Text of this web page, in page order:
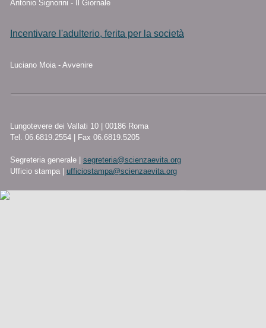
Antonio Signorini - Il Giornale
Incentivare l'adulterio, ferita per la società
Luciano Moia - Avvenire
Lungotevere dei Vallati 10 | 00186 Roma
Tel. 06.6819.2554 | Fax 06.6819.5205
Segreteria generale |
segreteria@scienzaevita.org
Ufficio stampa |
ufficiostampa@scienzaevita.org